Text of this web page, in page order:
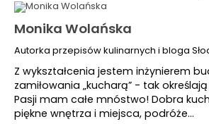
Monika Wolańska
Autorka przepisów kulinarnych i bloga
Z wykształcenia jestem inżynierem
zamiłowania „kucharą” - tak
Pasji mam całe mnóstwo! Dobra
piękne wnętrza i miejsca, podróże…